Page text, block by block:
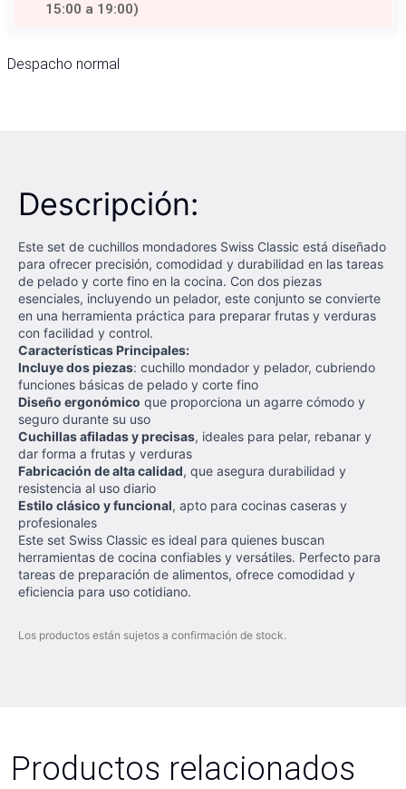
15:00 a 19:00)
Despacho normal
Descripción:
Este set de cuchillos mondadores Swiss Classic está diseñado
para ofrecer precisión, comodidad y durabilidad en las tareas
de pelado y corte fino en la cocina. Con dos piezas
esenciales, incluyendo un pelador, este conjunto se convierte
en una herramienta práctica para preparar frutas y verduras
con facilidad y control.
Características Principales:
Incluye dos piezas: cuchillo mondador y pelador, cubriendo
funciones básicas de pelado y corte fino
Diseño ergonómico que proporciona un agarre cómodo y
seguro durante su uso
Cuchillas afiladas y precisas, ideales para pelar, rebanar y
dar forma a frutas y verduras
Fabricación de alta calidad, que asegura durabilidad y
resistencia al uso diario
Estilo clásico y funcional, apto para cocinas caseras y
profesionales
Este set Swiss Classic es ideal para quienes buscan
herramientas de cocina confiables y versátiles. Perfecto para
tareas de preparación de alimentos, ofrece comodidad y
eficiencia para uso cotidiano.
Los productos están sujetos a confirmación de stock.
Productos relacionados